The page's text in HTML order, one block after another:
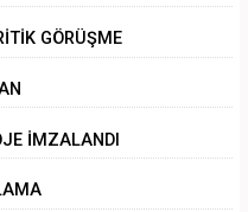
GÖRÜŞME
İMZALANDI